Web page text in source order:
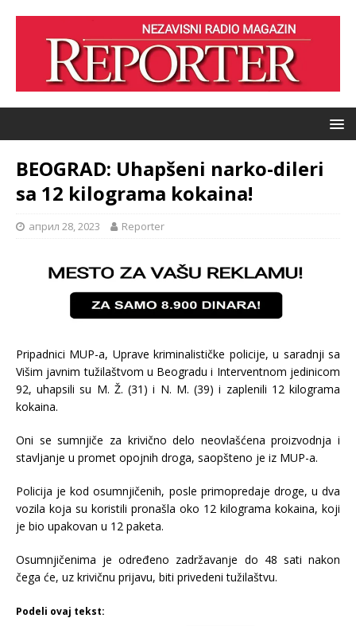
BEOGRAD: Uhapšeni narko-dileri
sa 12 kilograma kokaina!
април 28, 2023 Reporter
Pripadnici MUP-a, Uprave kriminalističke policije, u saradnji sa
Višim javnim tužilaštvom u Beogradu i Interventnom jedinicom
92, uhapsili su M. Ž. (31) i N. M. (39) i zaplenili 12 kilograma
kokaina.
Oni se sumnjiče za krivično delo neovlašćena proizvodnja i
stavljanje u promet opojnih droga, saopšteno je iz MUP-a.
Policija je kod osumnjičenih, posle primopredaje droge, u dva
vozila koja su koristili pronašla oko 12 kilograma kokaina, koji
je bio upakovan u 12 paketa.
Osumnjičenima je određeno zadržavanje do 48 sati nakon
čega će, uz krivičnu prijavu, biti privedeni tužilaštvu.
Podeli ovaj tekst: